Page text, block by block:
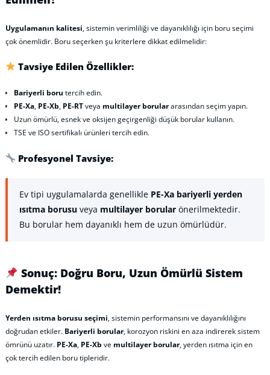
Uygulamanın kalitesi, sistemin verimliliği ve dayanıklılığı için boru seçimi
çok önemlidir. Boru seçerken şu kriterlere dikkat edilmelidir:
Tavsiye Edilen Özellikler:
Bariyerli boru tercih edin.
PE-Xa, PE-Xb, PE-RTveya multilayer borulararasından seçim yapın.
Uzun ömürlü, esnek ve oksijen geçirgenliği düşük borular kullanın.
TSE ve ISO sertifikalı ürünleri tercih edin.
Profesyonel Tavsiye:
Ev tipi uygulamalarda genellikle PE-Xa bariyerli yerden
ısıtma borusuveya multilayer borularönerilmektedir.
Bu borular hem dayanıklı hem de uzun ömürlüdür.
Sonuç: Doğru Boru, Uzun Ömürlü Sistem
Demektir!
Yerden ısıtma borusu seçimi, sistemin performansını ve dayanıklılığını
doğrudan etkiler. Bariyerli borular, korozyon riskini en aza indirerek sistem
ömrünü uzatır. PE-Xa, PE-Xb ve multilayer borular, yerden ısıtma için en
çok tercih edilen boru tipleridir.